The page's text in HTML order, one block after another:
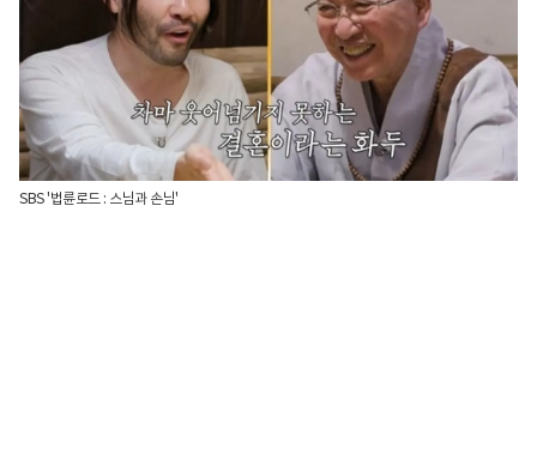
SBS '법륜로드 : 스님과 손님'